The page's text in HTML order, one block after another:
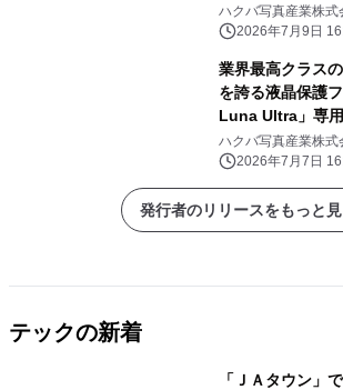
ハクバ写真産業株式
2026年7月9日
業界最高クラス
を誇る液晶保護
Luna Ultra」専
ハクバ写真産業株式
2026年7月7日
発行者のリリースをもっと
テックの新着
「ＪＡタウン」